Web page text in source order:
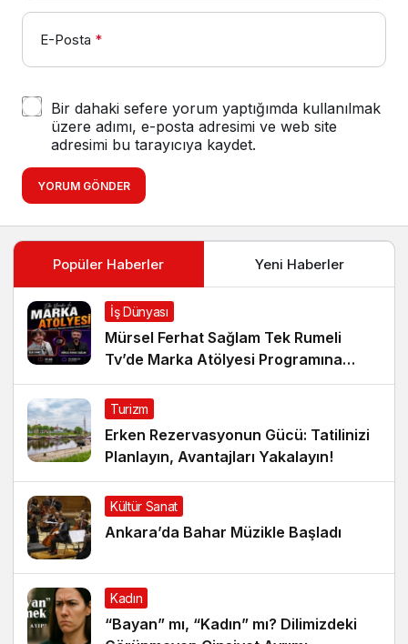
E-Posta *
Bir dahaki sefere yorum yaptığımda kullanılmak
üzere adımı, e-posta adresimi ve web site
adresimi bu tarayıcıya kaydet.
YORUM GÖNDER
Popüler Haberler Yeni Haberler
İş Dünyası
Mürsel Ferhat Sağlam Tek Rumeli
Tv’de Marka Atölyesi Programına
Konuk Oldu
Turizm
Erken Rezervasyonun Gücü: Tatilinizi
Planlayın, Avantajları Yakalayın!
Kültür Sanat
Ankara’da Bahar Müzikle Başladı
Kadın
“Bayan” mı, “Kadın” mı? Dilimizdeki